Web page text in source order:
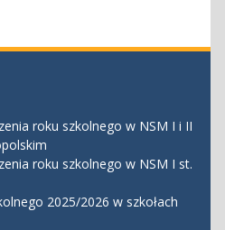
roku szkolnego w NSM I i II
roku szkolnego w NSM I st.
2025/2026 w szkołach